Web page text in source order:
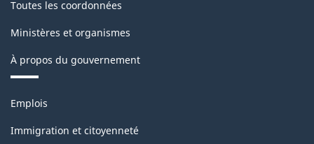
Toutes les coordonnées
Ministères et organismes
À propos du gouvernement
Thèmes
sujets
Emplois
Immigration et citoyenneté